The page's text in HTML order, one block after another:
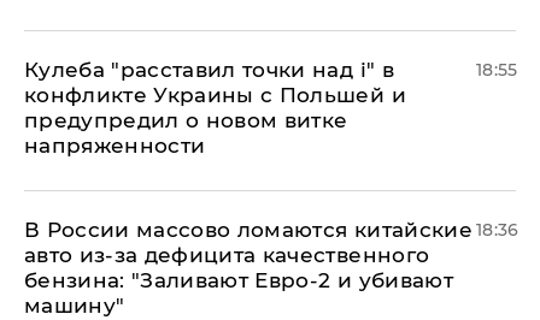
Кулеба "расставил точки над і" в
конфликте Украины с Польшей и
предупредил о новом витке
напряженности
18:55
В России массово ломаются китайские
авто из-за дефицита качественного
бензина: "Заливают Евро-2 и убивают
машину"
18:36